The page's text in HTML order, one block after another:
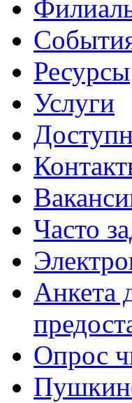
Ресурсы
Услуги
Часто
Анкета
Опрос